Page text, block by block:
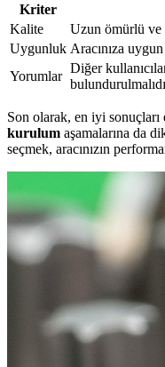
Kriter
Kalite
Uzun ömürlü ve
Uygunluk Aracınıza
Yorumlar
Diğer
Son olarak, en iyi sonuçları
kurulum aşamalarına da
seçmek, aracınızın